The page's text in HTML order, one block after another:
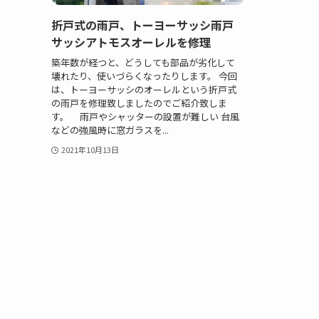
折戸式の雨戸、トーヨーサッシ雨戸
サッシアトモスオーレルを修理
築年数が経つと、どうしても部品が劣化して
壊れたり、使いづらくなったりします。 今回
は、トーヨーサッシのオーレルという折戸式
の雨戸を修理致しましたのでご紹介致しま
す。 雨戸やシャッターの設置が難しい 台風
などの強風時に窓ガラスを...
2021年10月13日